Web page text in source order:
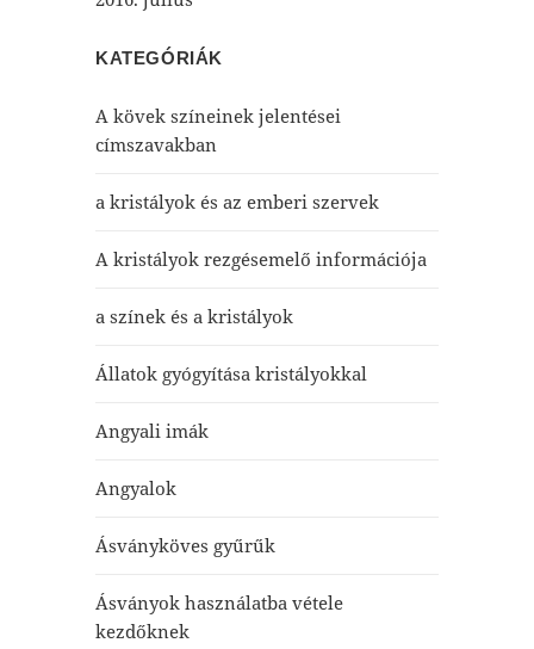
KATEGÓRIÁK
A kövek színeinek jelentései
címszavakban
a kristályok és az emberi szervek
A kristályok rezgésemelő információja
a színek és a kristályok
Állatok gyógyítása kristályokkal
Angyali imák
Angyalok
Ásványköves gyűrűk
Ásványok használatba vétele
kezdőknek